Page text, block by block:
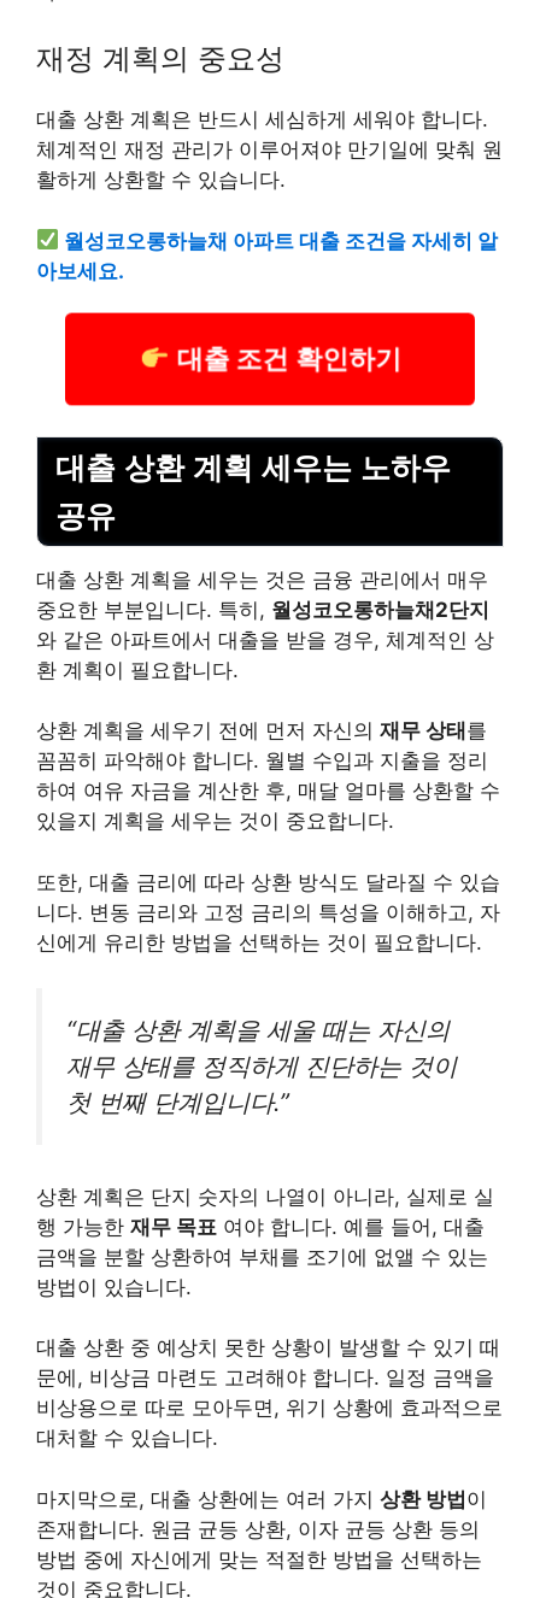
재정 계획의 중요성
대출 상환 계획은 반드시 세심하게 세워야 합니다.
체계적인 재정 관리가 이루어져야 만기일에 맞춰 원
활하게 상환할 수 있습니다.
월성코오롱하늘채 아파트 대출 조건을 자세히 알
아보세요.
대출 조건 확인하기
대출 상환 계획 세우는 노하우
공유
대출 상환 계획을 세우는 것은 금융 관리에서 매우
중요한 부분입니다. 특히, 월성코오롱하늘채2단지
와 같은 아파트에서 대출을 받을 경우, 체계적인 상
환 계획이 필요합니다.
상환 계획을 세우기 전에 먼저 자신의 재무 상태 를
꼼꼼히 파악해야 합니다. 월별 수입과 지출을 정리
하여 여유 자금을 계산한 후, 매달 얼마를 상환할 수
있을지 계획을 세우는 것이 중요합니다.
또한, 대출 금리에 따라 상환 방식도 달라질 수 있습
니다. 변동 금리와 고정 금리의 특성을 이해하고, 자
신에게 유리한 방법을 선택하는 것이 필요합니다.
“대출 상환 계획을 세울 때는 자신의
재무 상태를 정직하게 진단하는 것이
첫 번째 단계입니다.”
상환 계획은 단지 숫자의 나열이 아니라, 실제로 실
행 가능한 재무 목표 여야 합니다. 예를 들어, 대출
금액을 분할 상환하여 부채를 조기에 없앨 수 있는
방법이 있습니다.
대출 상환 중 예상치 못한 상황이 발생할 수 있기 때
문에, 비상금 마련도 고려해야 합니다. 일정 금액을
비상용으로 따로 모아두면, 위기 상황에 효과적으로
대처할 수 있습니다.
마지막으로, 대출 상환에는 여러 가지 상환 방법이
존재합니다. 원금 균등 상환, 이자 균등 상환 등의
방법 중에 자신에게 맞는 적절한 방법을 선택하는
것이 중요합니다.